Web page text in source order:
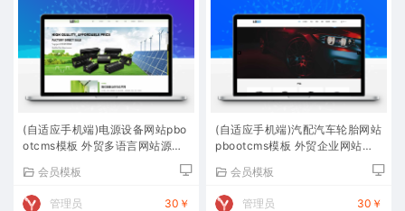
(自适应手机端)电源设备网站pbo
otcms模板 外贸多语言网站源码
会员模板
管理员 30￥
(自适应手机端)汽配汽车轮胎网站
pbootcms模板 外贸企业网站源
会员模板
管理员 30￥